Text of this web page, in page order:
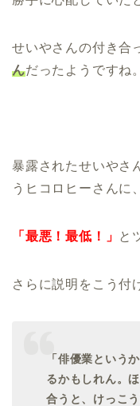
せいやさんの付き合
んだったようですね。
暴露されたせいやさ
うヒコロヒーさんに、
「最悪！最低！」 と
さらに説明をこう付
「俳優業という
るかもしれん。
合うと、けっこ